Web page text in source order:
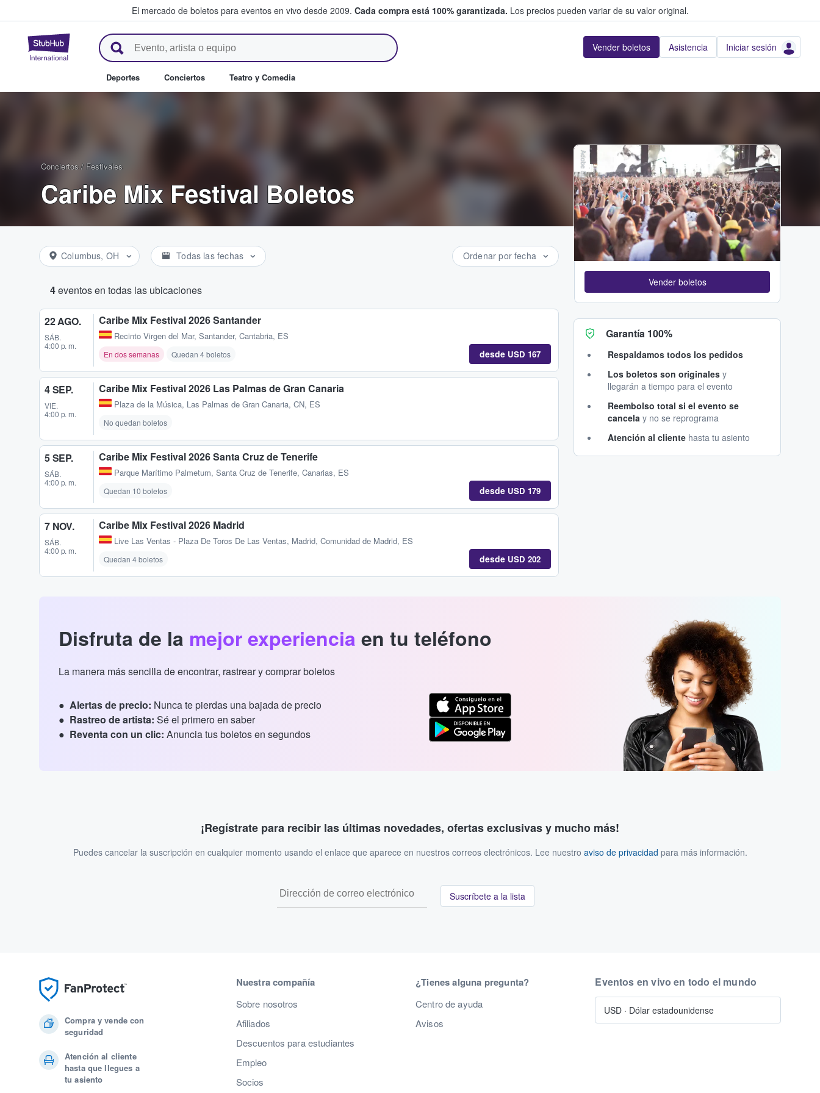
El mercado de boletos para eventos en vivo desde 2009. Cada compra está 100% garantizada. Los precios pueden variar de su valor original.
StubHub: donde los fans compran y venden boletos Vender boletos Asistencia Iniciar sesión
Deportes Conciertos Teatro y Comedia
Conciertos / Festivales
Caribe Mix Festival Boletos
Columbus, OH Todas las fechas Ordenar por fecha
4eventos en todas las ubicaciones
22 AGO.
SÁB.
4:00 p. m.
Caribe Mix Festival 2026 Santander
Recinto Virgen del Mar, Santander, Cantabria, ES
En dos semanas Quedan 4 boletos desde USD 167
4 SEP.
VIE.
4:00 p. m.
Caribe Mix Festival 2026 Las Palmas de Gran Canaria
Plaza de la Música, Las Palmas de Gran Canaria, CN, ES
No quedan boletos
5 SEP.
SÁB.
4:00 p. m.
Caribe Mix Festival 2026 Santa Cruz de Tenerife
Parque Marítimo Palmetum, Santa Cruz de Tenerife, Canarias, ES
Quedan 10 boletos desde USD 179
7 NOV.
SÁB.
4:00 p. m.
Caribe Mix Festival 2026 Madrid
Live Las Ventas - Plaza De Toros De Las Ventas, Madrid, Comunidad de Madrid, ES
Quedan 4 boletos desde USD 202
Adobe Stock
Vender boletos
Garantía 100%
Respaldamos todos los pedidos
Los boletos son originales y
llegarán a tiempo para el evento
Reembolso total si el evento se
cancela y no se reprograma
Atención al cliente hasta tu asiento
Disfruta de la mejor experiencia en tu teléfono
La manera más sencilla de encontrar, rastrear y comprar boletos
Alertas de precio: Nunca te pierdas una bajada de precio
Rastreo de artista: Sé el primero en saber
Reventa con un clic: Anuncia tus boletos en segundos
¡Regístrate para recibir las últimas novedades, ofertas exclusivas y mucho más!
Puedes cancelar la suscripción en cualquier momento usando el enlace que aparece en nuestros correos electrónicos. Lee nuestro aviso de privacidad para más información.
Suscríbete a la lista
Compra y vende con
seguridad
Atención al cliente
hasta que llegues a
tu asiento
Nuestra compañía
Sobre nosotros
Afiliados
Descuentos para estudiantes
Empleo
Socios
¿Tienes alguna pregunta?
Centro de ayuda
Avisos
Eventos en vivo en todo el mundo
USD · Dólar estadounidense